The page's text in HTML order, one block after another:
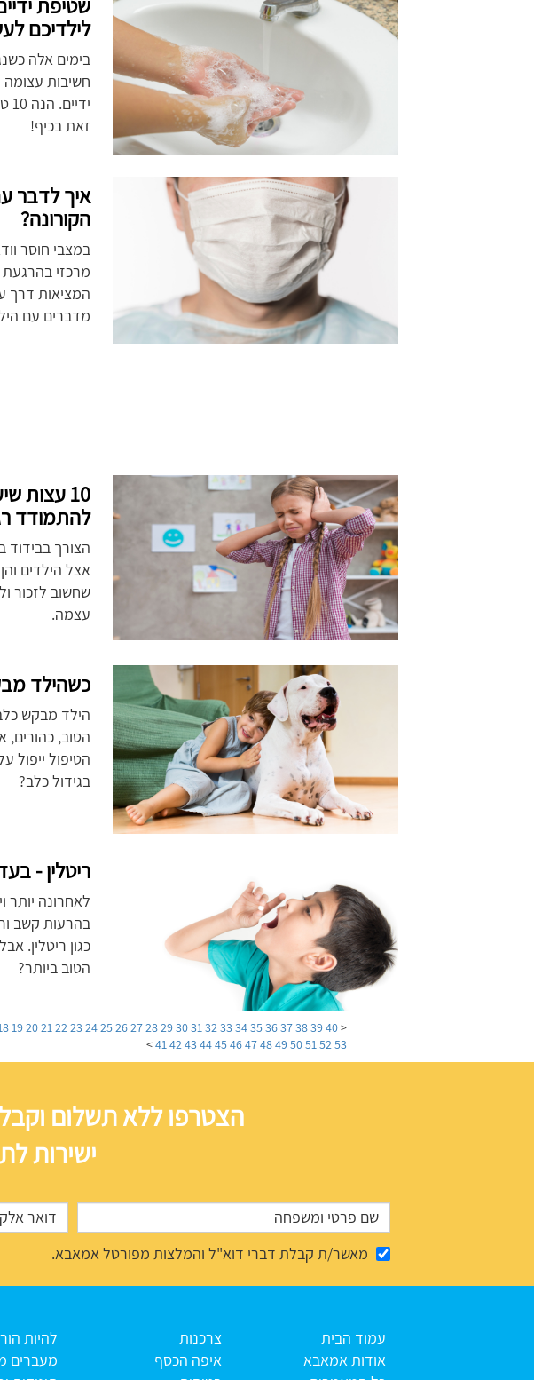
לילדיכם
בימים אלה
חשיבות
זאת בכיף!
איך לדבר
הקורונה?
במצבי חוסר
מרכזי
המציאות דרך
מדברים עם
10 עצות
להתמודד
הצורך בבידוד
אצל הילדים
שחשוב לזכור
עצמה.
כשהילד
הילד מבקש
הטוב, כהורים,
הטיפול ייפול
בגידול כלב?
ריטלין -
לאחרונה יותר
בהרעות קשב
כגון ריטלין.
הטוב ביותר?
<
19202122232425262728293031323334353637383940
41424344454647484950515253
>
הצטרפו ללא תשלום
ישירות
מאשר/ת קבלת דברי דוא"ל והמלצות מפורטל אמאבא.
עמוד הבית
אודות אמאבא
צרכנות
איפה הכסף
להיות
מעברים